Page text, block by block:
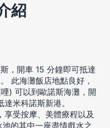
紹
，開車 15 分鐘即可抵達
此海灘飯店地點良好，
) 可以到歐諾斯海灘，開
米科諾斯新港。
享受按摩、美體療程以及
的其中一座盡情戲水之